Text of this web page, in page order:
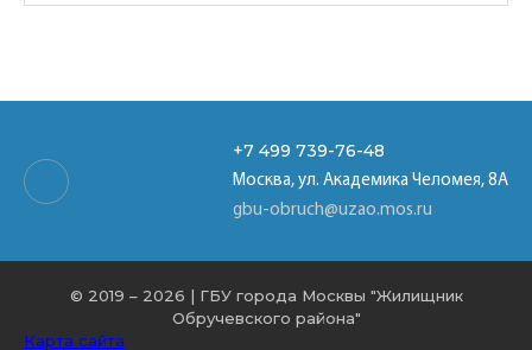
+7 499 739-76-48
Москва, ул. Академика Челомея, 8А
gbu-obruch@uzao.mos.ru
© 2019 – 2026 | ГБУ города Москвы "Жилищник
Обручевского района"
Карта сайта